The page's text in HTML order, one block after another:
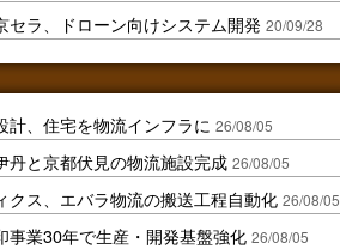
セラ、ドローン向けシステム開発 20/09/28
計、住宅を物流インフラに 26/08/05
丹と京都伏見の物流施設完成 26/08/05
クス、エバラ物流の搬送工程自動化 26/08/05
事業30年で生産・開発基盤強化 26/08/05